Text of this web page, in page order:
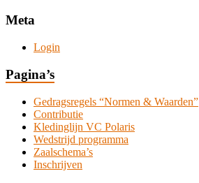
Meta
Login
Pagina’s
Gedragsregels “Normen & Waarden”
Contributie
Kledinglijn VC Polaris
Wedstrijd programma
Zaalschema’s
Inschrijven